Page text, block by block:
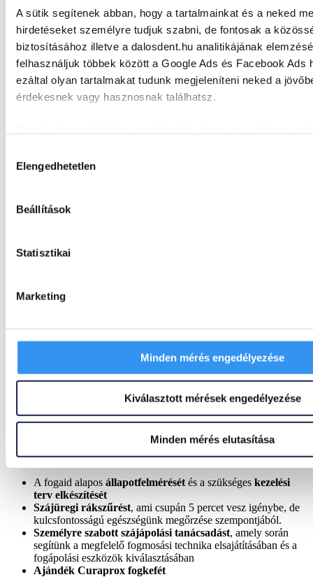
A sütik segítenek abban, hogy a tartalmainkat és a neked
hirdetéseket személyre tudjuk szabni, de fontosak a
biztosításához illetve a dalosdent.hu analitikájának
felhasználjuk többek között a Google Ads és Facebook Ads
ezáltal olyan tartalmakat tudunk megjeleníteni neked a
érdekesnek vagy hasznosnak találhatsz.
visszaélni ezzel és később bármikor megváltoztathatod a
kiválasztása
Elengedhetetlen
Beállítások
Statisztikai
Marketing
Minden mérés engedélyezése
Kiválasztott mérések engedélyezése
Minden mérés elutasítása
fogkőeltávolítás extra kedvezményekkel
Az ajánlat időtartama: 2023.05.01 - 05.31.
Május elsejétől május 31-ig lehetőséged nyílik igénybe venni
eszközzel lepattintjuk a fogkövet a fogakról, anélkül, hogy
károsítanánk a fogzománcot. A fogkőeltávolítást polírozással zárjuk,
amely garantálja a sima fogfelszínt.
fogkőeltávolítást, hanem egykomplex szolgáltatáscsomagotis
A szolgáltatáscsomag részei:
A fogaid alapos állapotfelmérését és a szükséges kezelési
terv elkészítését
Szájüregi rákszűrést, ami csupán 5 percet vesz igénybe, de
kulcsfontosságú egészségünk megőrzése szempontjából.
Személyre szabott szájápolási tanácsadást, amely során
segítünk a megfelelő fogmosási technika elsajátításában és a
fogápolási eszközök kiválasztásában
Ajándék Curaprox fogkefét